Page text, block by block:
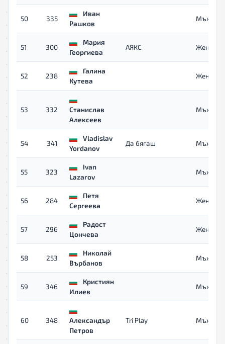
50 335
Иван
Рашков
Мъже
51 300
Мария
Георгиева
АЯКС Жени
52 238
Галина
Кутева
Жени
53 332
Станислав
Алексеев
Мъже
54 341
Vladislav
Yordanov
Да бягаш Мъже
55 323
Ivan
Lazarov
Мъже
56 284
Петя
Сергеева
Жени
57 296
Радост
Цончева
Жени
58 253
Николай
Върбанов
Мъже
59 346
Кристиян
Илиев
Мъже
60 348
Александър
Петров
Tri Play Мъже